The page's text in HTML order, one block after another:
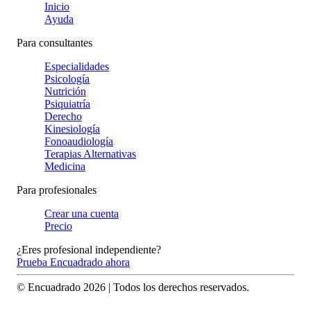
Inicio
Ayuda
Para consultantes
Especialidades
Psicología
Nutrición
Psiquiatría
Derecho
Kinesiología
Fonoaudiología
Terapias Alternativas
Medicina
Para profesionales
Crear una cuenta
Precio
¿Eres profesional independiente?
Prueba Encuadrado ahora
© Encuadrado 2026 | Todos los derechos reservados.